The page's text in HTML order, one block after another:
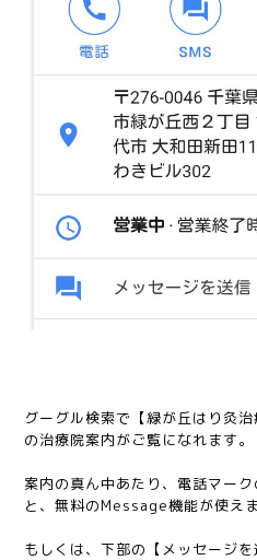
グーグル検索で【緑が丘はり灸
の治療院案内がご覧になれます。
案内の真ん中あたり、電話マー
と、無料のMessage機能が使えま
もしくは、下部の【メッセージ